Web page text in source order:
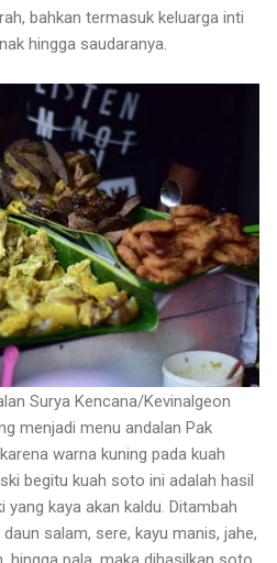
bahkan termasuk keluarga inti
hingga saudaranya.
Surya Kencana/Kevinalgeon
menjadi menu andalan Pak
warna kuning pada kuah
begitu kuah soto ini adalah hasil
yang kaya akan kaldu. Ditambah
salam, sere, kayu manis, jahe,